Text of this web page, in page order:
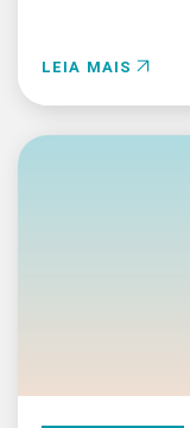
LEIA MAIS